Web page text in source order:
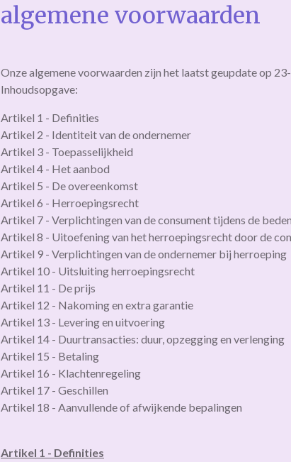
algemene voorwaarden
Onze algemene voorwaarden zijn het laatst geupdate op
Inhoudsopgave:
Artikel 1 - Definities
Artikel 2 - Identiteit van de ondernemer
Artikel 3 - Toepasselijkheid
Artikel 4 - Het aanbod
Artikel 5 - De overeenkomst
Artikel 6 - Herroepingsrecht
Artikel 7 - Verplichtingen van de consument tijdens de
Artikel 8 - Uitoefening van het herroepingsrecht door de
Artikel 9 - Verplichtingen van de ondernemer bij herroeping
Artikel 10 - Uitsluiting herroepingsrecht
Artikel 11 - De prijs
Artikel 12 - Nakoming en extra garantie
Artikel 13 - Levering en uitvoering
Artikel 14 - Duurtransacties: duur, opzegging en verlenging
Artikel 15 - Betaling
Artikel 16 - Klachtenregeling
Artikel 17 - Geschillen
Artikel 18 - Aanvullende of afwijkende bepalingen
Artikel 1 - Definities